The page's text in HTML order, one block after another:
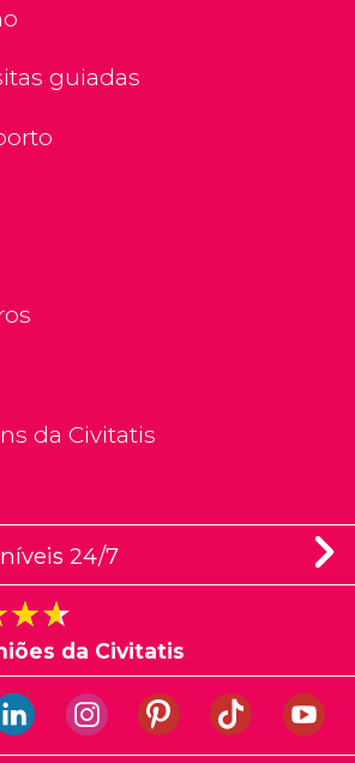
guiadas
da Civitatis
24/7
da Civitatis